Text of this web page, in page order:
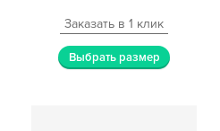
Заказать в 1 клик
Выбрать размер